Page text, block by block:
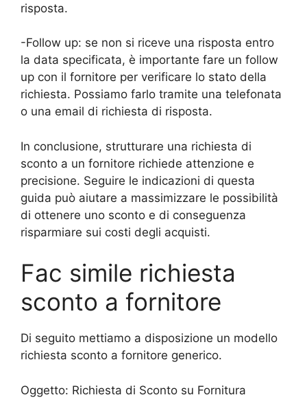
risposta.
-Follow up: se non si riceve una risposta entro
la data specificata, è importante fare un follow
up con il fornitore per verificare lo stato della
richiesta. Possiamo farlo tramite una telefonata
o una email di richiesta di risposta.
In conclusione, strutturare una richiesta di
sconto a un fornitore richiede attenzione e
precisione. Seguire le indicazioni di questa
guida può aiutare a massimizzare le possibilità
di ottenere uno sconto e di conseguenza
risparmiare sui costi degli acquisti.
Fac simile richiesta
sconto a fornitore
Di seguito mettiamo a disposizione un modello
richiesta sconto a fornitore generico.
Oggetto: Richiesta di Sconto su Fornitura